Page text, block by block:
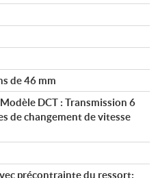
de 46 mm
DCT : Transmission 6
de changement de vitesse
précontrainte du ressort;